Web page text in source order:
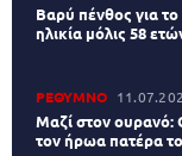
Βαρύ πένθος για
ηλικία μόλις 58
ΡΕΘΥΜΝΟ
Μαζί στον ουρανό:
τον ήρωα πατέρα